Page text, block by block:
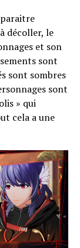
décoller, le
et son
sont
sont sombres
sont
» qui
cela a une